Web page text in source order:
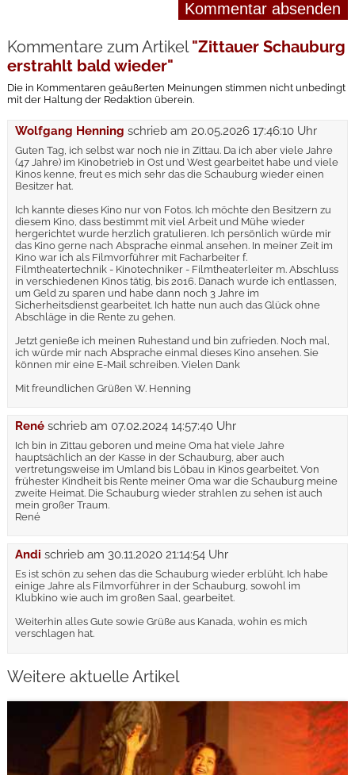
Kommentare zum Artikel"Zittauer Schauburg
erstrahlt bald wieder"
Die in Kommentaren geäußerten Meinungen stimmen nicht unbedingt
mit der Haltung der Redaktion überein.
Wolfgang Henning schrieb am 20.05.2026 17:46:10 Uhr
Guten Tag, ich selbst war noch nie in Zittau. Da ich aber viele Jahre
(47 Jahre) im Kinobetrieb in Ost und West gearbeitet habe und viele
Kinos kenne, freut es mich sehr das die Schauburg wieder einen
Besitzer hat.
Ich kannte dieses Kino nur von Fotos. Ich möchte den Besitzern zu
diesem Kino, dass bestimmt mit viel Arbeit und Mühe wieder
hergerichtet wurde herzlich gratulieren. Ich persönlich würde mir
das Kino gerne nach Absprache einmal ansehen. In meiner Zeit im
Kino war ich als Filmvorführer mit Facharbeiter f.
Filmtheatertechnik - Kinotechniker - Filmtheaterleiter m. Abschluss
in verschiedenen Kinos tätig, bis 2016. Danach wurde ich entlassen,
um Geld zu sparen und habe dann noch 3 Jahre im
Sicherheitsdienst gearbeitet. Ich hatte nun auch das Glück ohne
Abschläge in die Rente zu gehen.
Jetzt genieße ich meinen Ruhestand und bin zufrieden. Noch mal,
ich würde mir nach Absprache einmal dieses Kino ansehen. Sie
können mir eine E-Mail schreiben. Vielen Dank
Mit freundlichen Grüßen W. Henning
René schrieb am 07.02.2024 14:57:40 Uhr
Ich bin in Zittau geboren und meine Oma hat viele Jahre
hauptsächlich an der Kasse in der Schauburg, aber auch
vertretungsweise im Umland bis Löbau in Kinos gearbeitet. Von
frühester Kindheit bis Rente meiner Oma war die Schauburg meine
zweite Heimat. Die Schauburg wieder strahlen zu sehen ist auch
mein großer Traum.
René
Andi schrieb am 30.11.2020 21:14:54 Uhr
Es ist schön zu sehen das die Schauburg wieder erblüht. Ich habe
einige Jahre als Filmvorführer in der Schauburg, sowohl im
Klubkino wie auch im großen Saal, gearbeitet.
Weiterhin alles Gute sowie Grüße aus Kanada, wohin es mich
verschlagen hat.
Weitere aktuelle Artikel
weiterlesen